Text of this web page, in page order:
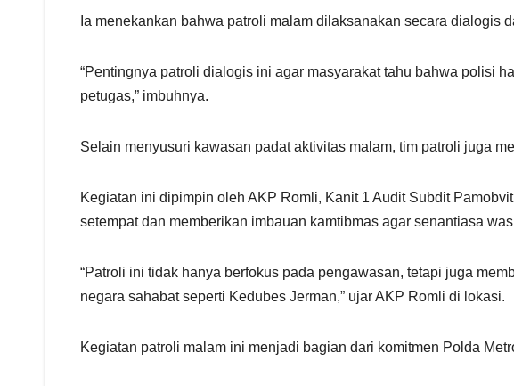
Ia menekankan bahwa patroli malam dilaksanakan secara dialogis
“Pentingnya patroli dialogis ini agar masyarakat tahu bahwa polisi
petugas,” imbuhnya.
Selain menyusuri kawasan padat aktivitas malam, tim patroli juga
Kegiatan ini dipimpin oleh AKP Romli, Kanit 1 Audit Subdit
setempat dan memberikan imbauan kamtibmas agar senantiasa
“Patroli ini tidak hanya berfokus pada pengawasan, tetapi juga
negara sahabat seperti Kedubes Jerman,” ujar AKP Romli di lokasi.
Kegiatan patroli malam ini menjadi bagian dari komitmen Polda